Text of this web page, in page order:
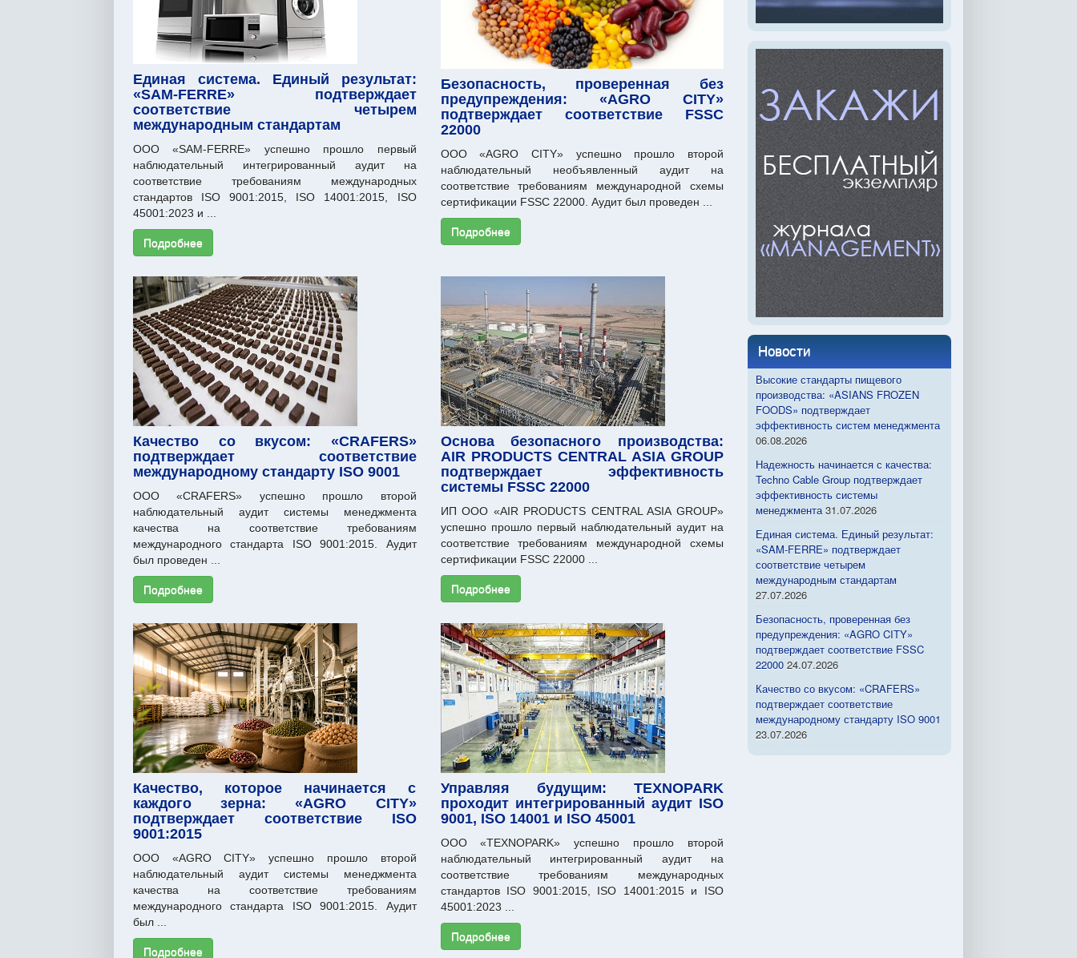
Единая система. Единый результат:
«SAM-FERRE» подтверждает
соответствие четырем
международным стандартам
ООО «SAM-FERRE» успешно прошло первый
наблюдательный интегрированный аудит на
соответствие требованиям международных
стандартов ISO 9001:2015, ISO 14001:2015, ISO
45001:2023 и ...
Подробнее
Безопасность, проверенная без
предупреждения: «AGRO CITY»
подтверждает соответствие FSSC
22000
ООО «AGRO CITY» успешно прошло второй
наблюдательный необъявленный аудит на
соответствие требованиям международной схемы
сертификации FSSC 22000. Аудит был проведен ...
Подробнее
Качество со вкусом: «CRAFERS»
подтверждает соответствие
международному стандарту ISO 9001
ООО «CRAFERS» успешно прошло второй
наблюдательный аудит системы менеджмента
качества на соответствие требованиям
международного стандарта ISO 9001:2015. Аудит
был проведен ...
Подробнее
Основа безопасного производства:
AIR PRODUCTS CENTRAL ASIA GROUP
подтверждает эффективность
системы FSSC 22000
ИП ООО «AIR PRODUCTS CENTRAL ASIA GROUP»
успешно прошло первый наблюдательный аудит на
соответствие требованиям международной схемы
сертификации FSSC 22000 ...
Подробнее
Качество, которое начинается с
каждого зерна: «AGRO CITY»
подтверждает соответствие ISO
9001:2015
ООО «AGRO CITY» успешно прошло второй
наблюдательный аудит системы менеджмента
качества на соответствие требованиям
международного стандарта ISO 9001:2015. Аудит
был ...
Подробнее
Управляя будущим: TEXNOPARK
проходит интегрированный аудит ISO
9001, ISO 14001 и ISO 45001
ООО «TEXNOPARK» успешно прошло второй
наблюдательный интегрированный аудит на
соответствие требованиям международных
стандартов ISO 9001:2015, ISO 14001:2015 и ISO
45001:2023 ...
Подробнее
Новости
Высокие стандарты пищевого
производства: «ASIANS FROZEN
FOODS» подтверждает
эффективность систем менеджмента
06.08.2026
Надежность начинается с качества:
Techno Cable Group подтверждает
эффективность системы
менеджмента 31.07.2026
Единая система. Единый результат:
«SAM-FERRE» подтверждает
соответствие четырем
международным стандартам
27.07.2026
Безопасность, проверенная без
предупреждения: «AGRO CITY»
подтверждает соответствие FSSC
22000 24.07.2026
Качество со вкусом: «CRAFERS»
подтверждает соответствие
международному стандарту ISO 9001
23.07.2026